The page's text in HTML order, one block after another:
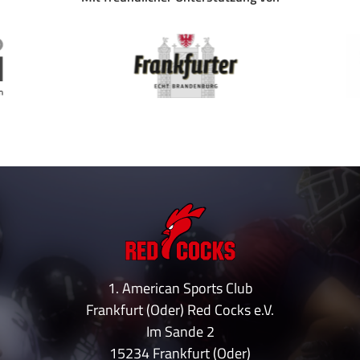
1. American Sports Club
Frankfurt (Oder) Red Cocks e.V.
Im Sande 2
15234 Frankfurt (Oder)